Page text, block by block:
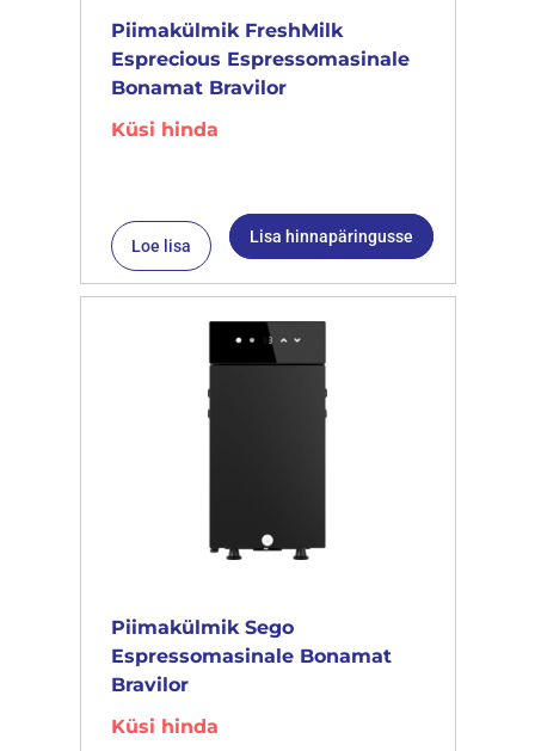
Piimakülmik FreshMilk
Esprecious Espressomasinale
Bonamat Bravilor
Küsi hinda
Loe lisa Lisa hinnapäringusse
Piimakülmik Sego
Espressomasinale Bonamat
Bravilor
Küsi hinda